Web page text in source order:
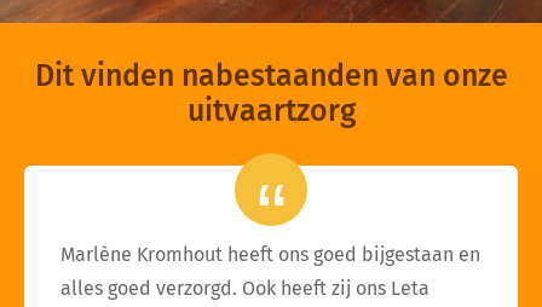
Dit vinden nabestaanden van onze
uitvaartzorg
Marlène Kromhout heeft ons goed bijgestaan en
alles goed verzorgd. Ook heeft zij ons Leta